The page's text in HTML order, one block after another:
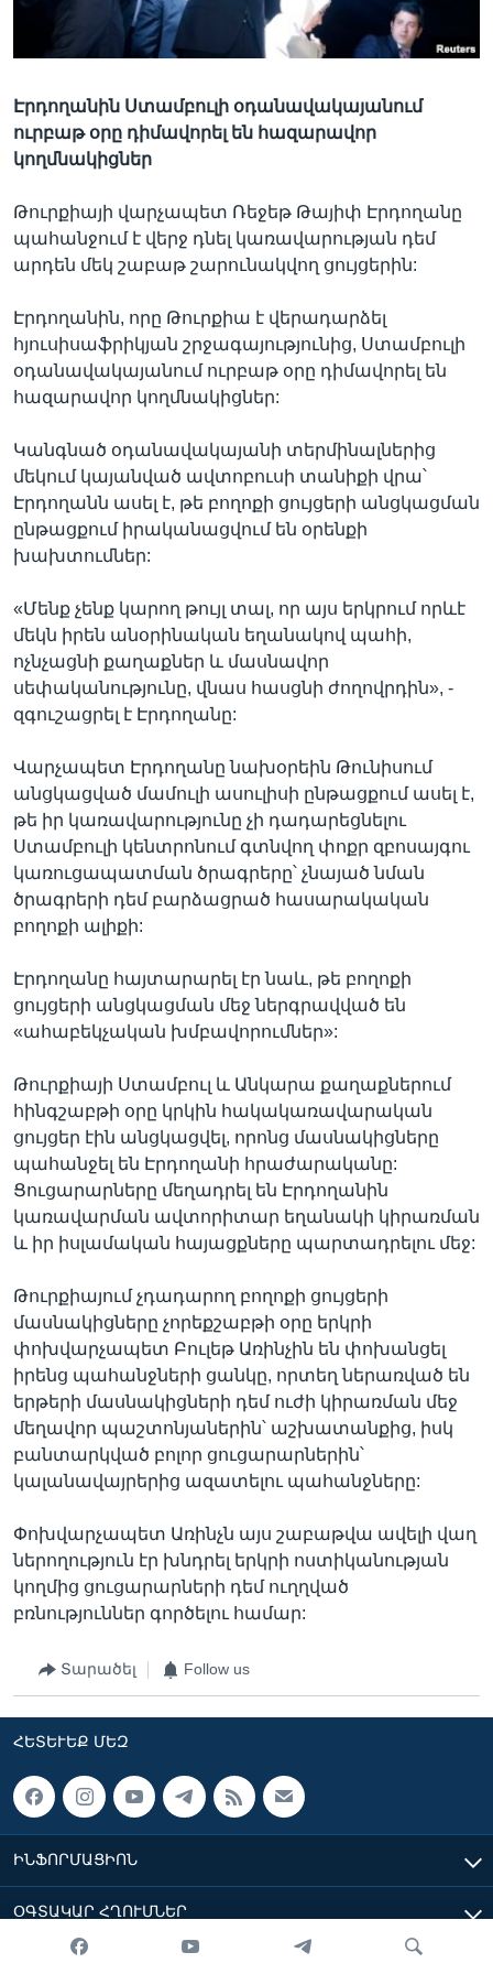
Էրդողանին Ստամբուլի օդանավակայանում
ուրբաթ օրը դիմավորել են հազարավոր
կողմնակիցներ
Թուրքիայի վարչապետ Ռեջեթ Թայիփ Էրդողանը
պահանջում է վերջ դնել կառավարության դեմ
արդեն մեկ շաբաթ շարունակվող ցույցերին:
Էրդողանին, որը Թուրքիա է վերադարձել
հյուսիսաֆրիկյան շրջագայությունից, Ստամբուլի
օդանավակայանում ուրբաթ օրը դիմավորել են
հազարավոր կողմնակիցներ:
Կանգնած օդանավակայանի տերմինալներից
մեկում կայանված ավտոբուսի տանիքի վրա՝
Էրդողանն ասել է, թե բողոքի ցույցերի անցկացման
ընթացքում իրականացվում են օրենքի
խախտումներ:
«Մենք չենք կարող թույլ տալ, որ այս երկրում որևէ
մեկն իրեն անօրինական եղանակով պահի,
ոչնչացնի քաղաքներ և մասնավոր
սեփականությունը, վնաս հասցնի ժողովրդին», -
զգուշացրել է Էրդողանը:
Վարչապետ Էրդողանը նախօրեին Թունիսում
անցկացված մամուլի ասուլիսի ընթացքում ասել է,
թե իր կառավարությունը չի դադարեցնելու
Ստամբուլի կենտրոնում գտնվող փոքր զբոսայգու
կառուցապատման ծրագրերը՝ չնայած նման
ծրագրերի դեմ բարձացրած հասարակական
բողոքի ալիքի:
Էրդողանը հայտարարել էր նաև, թե բողոքի
ցույցերի անցկացման մեջ ներգրավված են
«ահաբեկչական խմբավորումներ»:
Թուրքիայի Ստամբուլ և Անկարա քաղաքներում
հինգշաբթի օրը կրկին հակակառավարական
ցույցեր էին անցկացվել, որոնց մասնակիցները
պահանջել են Էրդողանի հրաժարականը:
Ցուցարարները մեղադրել են Էրդողանին
կառավարման ավտորիտար եղանակի կիրառման
և իր իսլամական հայացքները պարտադրելու մեջ:
Թուրքիայում չդադարող բողոքի ցույցերի
մասնակիցները չորեքշաբթի օրը երկրի
փոխվարչապետ Բուլեթ Առինչին են փոխանցել
իրենց պահանջների ցանկը, որտեղ ներառված են
երթերի մասնակիցների դեմ ուժի կիրառման մեջ
մեղավոր պաշտոնյաներին՝ աշխատանքից, իսկ
բանտարկված բոլոր ցուցարարներին՝
կալանավայրերից ազատելու պահանջները:
Փոխվարչապետ Առինչն այս շաբաթվա ավելի վաղ
ներողություն էր խնդրել երկրի ոստիկանության
կողմից ցուցարարների դեմ ուղղված
բռնություններ գործելու համար:
Տարածել Follow us
ՀԵՏԵՒԵՔ ՄԵԶ
ԻՆՖՈՐՄԱՑԻՈՆ
ՕԳՏԱԿԱՐ ՀՂՈՒՄՆԵՐ